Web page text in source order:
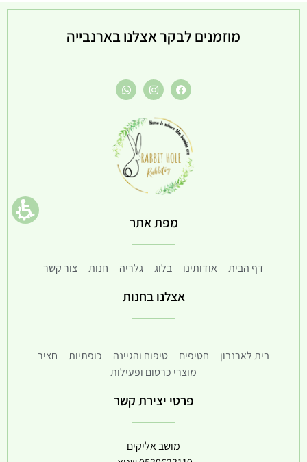
מוזמנים לבקר אצלנו בארנבייה
מפת אתר
דף הבית אודותינו בלוג גלריה חנות צור קשר
אצלנו בחנות
בית לארנבון חטיפים טיפוח והגיינה כופתיות
חציר
מוצרי כרסום ופעילות
פרטי יצירת קשר
מושב אליקים